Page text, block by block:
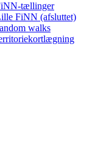
tællinger
FiNN (afsluttet)
walks